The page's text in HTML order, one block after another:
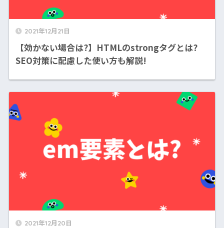
2021年12月21日
【効かない場合は?】HTMLのstrongタグとは?
SEO対策に配慮した使い方も解説!
2021年12月20日